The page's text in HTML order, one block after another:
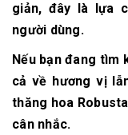
giản, đây là lựa
người dùng.
Nếu bạn đang tìm
cả về hương vị
thăng hoa
cân nhắc.